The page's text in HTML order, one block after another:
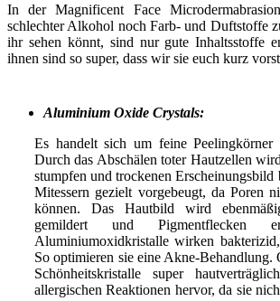
In der Magnificent Face
schlechter Alkohol noch Farb- und Duftstoffe
ihr sehen könnt, sind nur gute Inhaltsstoffe
ihnen sind so super, dass wir sie euch kurz
Aluminium Oxide Crystals:
Es handelt sich um feine Peelingkörner
Durch das Abschälen toter Hautzellen
stumpfen und trockenen
Mitessern gezielt vorgebeugt, da Poren
können. Das Hautbild wird
gemildert und Pigmentflecken
Aluminiumoxidkristalle wirken
So optimieren sie eine Akne-Behandlung.
Schönheitskristalle super
allergischen Reaktionen hervor, da sie